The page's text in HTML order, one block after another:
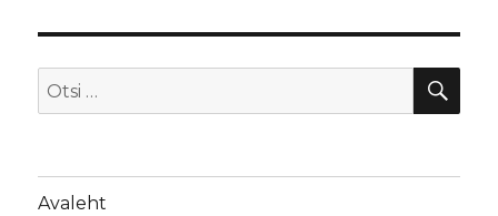
Otsi:
Avaleht